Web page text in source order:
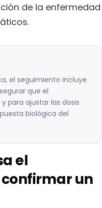
de la enfermedad
el seguimiento incluye
que el
para ajustar las dosis
biológica del
el
un